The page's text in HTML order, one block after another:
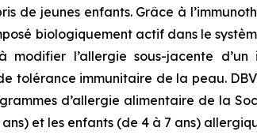
de jeunes enfants. Grâce à
biologiquement actif dans le
l’allergie sous-jacente
tolérance immunitaire de la peau.
d’allergie alimentaire de la
et les enfants (de 4 à 7 ans)